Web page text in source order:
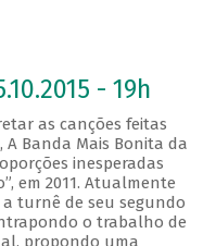
- 19h
as canções feitas
Banda Mais Bonita da
inesperadas
em 2011. Atualmente
turnê de seu segundo
o trabalho de